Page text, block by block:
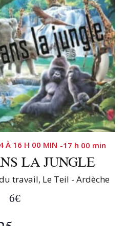
À 16 H 00 MIN -17 h 00 min
LA JUNGLE
travail, Le Teil - Ardèche
6€